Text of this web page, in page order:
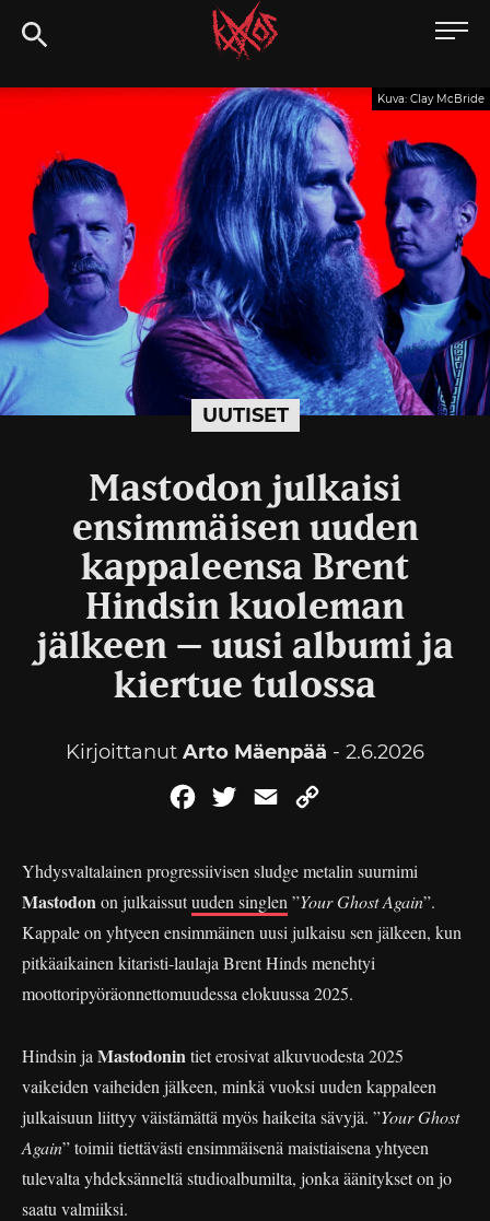
Siirry
suoraan
Kaaoszine
UUTISET
Kuva: Clay McBride
Mastodon julkaisi
ensimmäisen uuden
kappaleensa Brent
Hindsin kuoleman
jälkeen – uusi albumi ja
kiertue tulossa
Kirjoittanut Arto Mäenpää - 2.6.2026
FacebookTwitterEmail
Yhdysvaltalainen progressiivisen sludge metalin suurnimi
Mastodonon julkaissutuuden singlen ”Your Ghost Again”.
Kappale on yhtyeen ensimmäinen uusi julkaisu sen jälkeen, kun
pitkäaikainen kitaristi-laulaja Brent Hinds menehtyi
moottoripyöräonnettomuudessa elokuussa 2025.
Hindsin ja Mastodonintiet erosivat alkuvuodesta 2025
vaikeiden vaiheiden jälkeen, minkä vuoksi uuden kappaleen
julkaisuun liittyy väistämättä myös haikeita sävyjä. ”Your Ghost
Again” toimii tiettävästi ensimmäisenä maistiaisena yhtyeen
tulevalta yhdeksänneltä studioalbumilta, jonka äänitykset on jo
saatu valmiiksi.